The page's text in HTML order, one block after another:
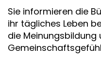
Sie informieren die
ihr tägliches Leben
die Meinungsbildung